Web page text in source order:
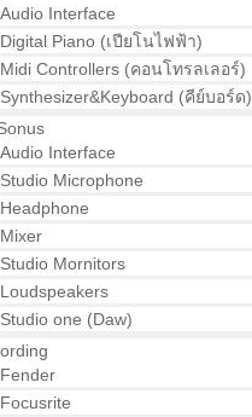
Audio Interface
Digital Piano (เปียโนไฟฟ้า)
Midi Controllers (คอนโทรลเลอร์)
Synthesizer&Keyboard (คีย์บอร์ด)
Audio Interface
Studio Microphone
Headphone
Mixer
Studio Mornitors
Loudspeakers
Studio one (Daw)
Fender
Focusrite